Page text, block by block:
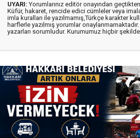
UYARI: Yorumlarınız editör onayından
Küfür, hakaret, rencide edici cümleler veya
imla kuralları ile yazılmamış,Türkçe karakter
harflerle yazılmış yorumlar
yazarları sorumludur. Kurumumuz hiçbir